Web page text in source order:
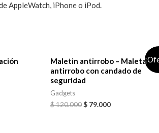
AppleWatch, iPhone o iPod.
Maletin antirrobo – Maleta
antirrobo con candado de
seguridad
Gadgets
$120.000$79.000